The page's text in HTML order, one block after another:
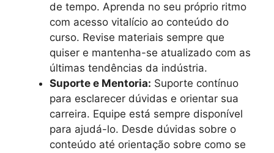
de tempo. Aprenda no seu próprio ritmo
com acesso vitalício ao conteúdo do
curso. Revise materiais sempre que
quiser e mantenha-se atualizado com as
últimas tendências da indústria.
Suporte e Mentoria: Suporte contínuo
para esclarecer dúvidas e orientar sua
carreira. Equipe está sempre disponível
para ajudá-lo. Desde dúvidas sobre o
conteúdo até orientação sobre como se